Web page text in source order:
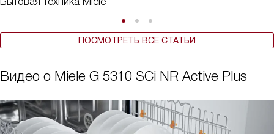
ПОСМОТРЕТЬ ВСЕ СТАТЬИ
Видео о Miele G 5310 SCi NR Active Plus